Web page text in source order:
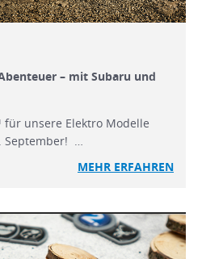
– mit Subaru und
für unsere Elektro Modelle
September! …
MEHR ERFAHREN